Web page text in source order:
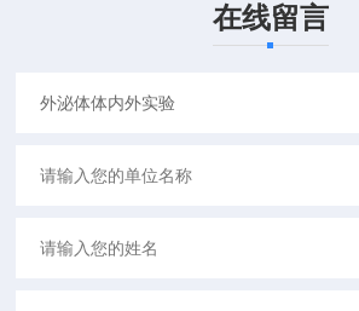
在线留言